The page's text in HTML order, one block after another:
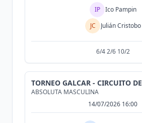
IP
Ico Pampin
JC
Julián Cristobo
6/4 2/6 10/2
ABSOLUTA MASCULINA
14/07/2026 16:00